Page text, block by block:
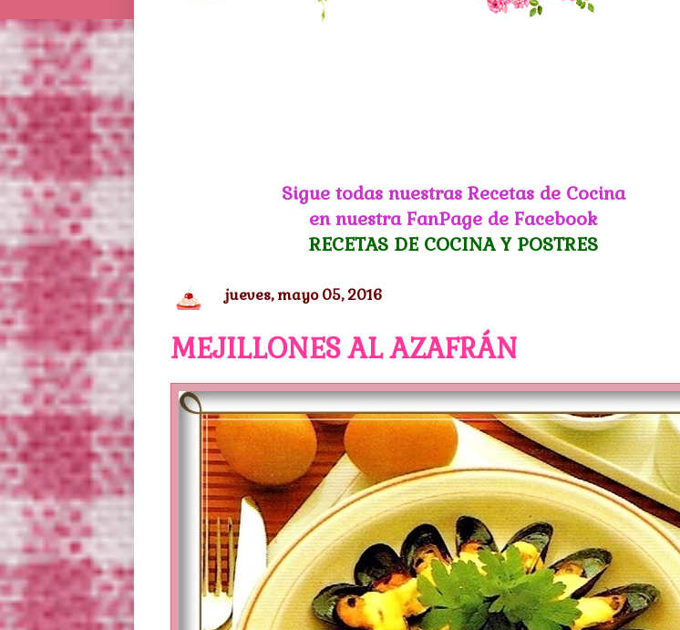
Sigue todas nuestras Recetas de Cocina
en nuestra FanPage de Facebook
RECETAS DE COCINA Y POSTRES
jueves, mayo 05, 2016
MEJILLONES AL AZAFRÁN